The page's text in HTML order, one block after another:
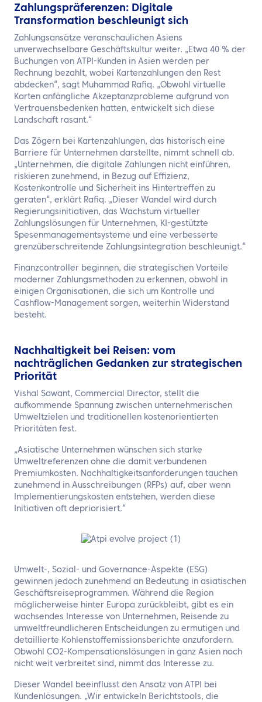
Zahlungspräferenzen: Digitale
Transformation beschleunigt sich
Zahlungsansätze veranschaulichen Asiens
unverwechselbare Geschäftskultur weiter. „Etwa 40 % der
Buchungen von ATPI-Kunden in Asien werden per
Rechnung bezahlt, wobei Kartenzahlungen den Rest
abdecken“, sagt Muhammad Rafiq. „Obwohl virtuelle
Karten anfängliche Akzeptanzprobleme aufgrund von
Vertrauensbedenken hatten, entwickelt sich diese
Landschaft rasant.“
Das Zögern bei Kartenzahlungen, das historisch eine
Barriere für Unternehmen darstellte, nimmt schnell ab.
„Unternehmen, die digitale Zahlungen nicht einführen,
riskieren zunehmend, in Bezug auf Effizienz,
Kostenkontrolle und Sicherheit ins Hintertreffen zu
geraten“, erklärt Rafiq. „Dieser Wandel wird durch
Regierungsinitiativen, das Wachstum virtueller
Zahlungslösungen für Unternehmen, KI-gestützte
Spesenmanagementsysteme und eine verbesserte
grenzüberschreitende Zahlungsintegration beschleunigt.“
Finanzcontroller beginnen, die strategischen Vorteile
moderner Zahlungsmethoden zu erkennen, obwohl in
einigen Organisationen, die sich um Kontrolle und
Cashflow-Management sorgen, weiterhin Widerstand
besteht.
Nachhaltigkeit bei Reisen: vom
nachträglichen Gedanken zur strategischen
Priorität
Vishal Sawant, Commercial Director, stellt die
aufkommende Spannung zwischen unternehmerischen
Umweltzielen und traditionellen kostenorientierten
Prioritäten fest.
„Asiatische Unternehmen wünschen sich starke
Umweltreferenzen ohne die damit verbundenen
Premiumkosten. Nachhaltigkeitsanforderungen tauchen
zunehmend in Ausschreibungen (RFPs) auf, aber wenn
Implementierungskosten entstehen, werden diese
Initiativen oft depriorisiert.“
Umwelt-, Sozial- und Governance-Aspekte (ESG)
gewinnen jedoch zunehmend an Bedeutung in asiatischen
Geschäftsreiseprogrammen. Während die Region
möglicherweise hinter Europa zurückbleibt, gibt es ein
wachsendes Interesse von Unternehmen, Reisende zu
umweltfreundlicheren Entscheidungen zu ermutigen und
detaillierte Kohlenstoffemissionsberichte anzufordern.
Obwohl CO2-Kompensationslösungen in ganz Asien noch
nicht weit verbreitet sind, nimmt das Interesse zu.
Dieser Wandel beeinflusst den Ansatz von ATPI bei
Kundenlösungen. „Wir entwickeln Berichtstools, die